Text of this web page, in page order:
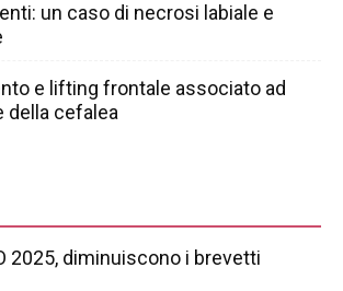
un caso di necrosi labiale e
e lifting frontale associato ad
della cefalea
2025, diminuiscono i brevetti